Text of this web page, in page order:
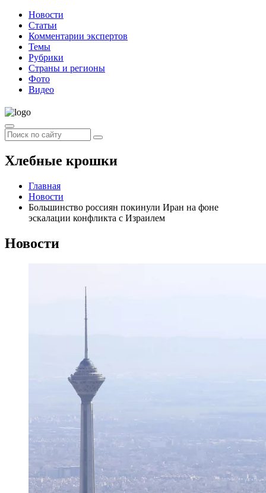
Новости
Статьи
Комментарии экспертов
Темы
Рубрики
Страны и регионы
Фото
Видео
Хлебные крошки
Главная
Новости
Большинство россиян покинули Иран на фоне
эскалации конфликта с Израилем
Новости